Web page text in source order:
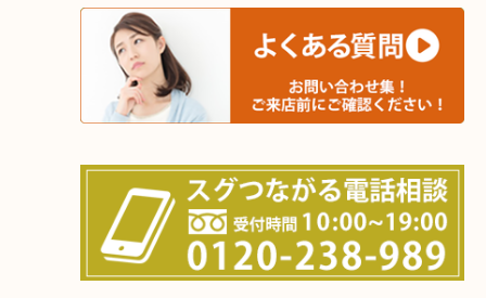
上記に記載がないエリアでもご相談くださいませ！！
※ご来店前に確認しておきたい！という方※
下記にご質問まとめておりますのでご参考くださいませ！